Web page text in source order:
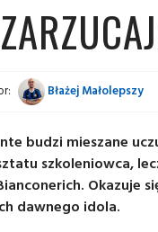
Błażej Małolepszy
budzi mieszane
szkoleniowca,
Okazuje
dawnego idola.